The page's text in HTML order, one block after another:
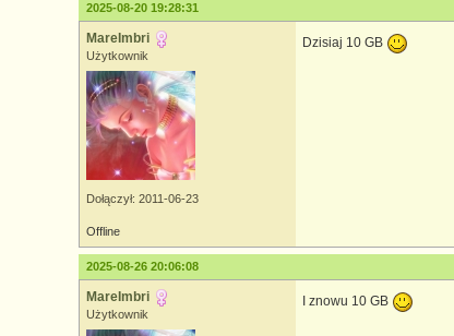
2025-08-20 19:28:31
MareImbri
Użytkownik
Dołączył: 2011-06-23
Dzisiaj 10 GB
Offline
2025-08-26 20:06:08
MareImbri
Użytkownik
I znowu 10 GB